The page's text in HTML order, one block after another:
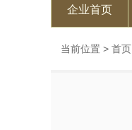
企业首页
当前位置 > 首页